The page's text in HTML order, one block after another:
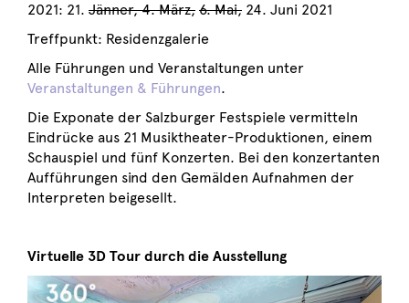
2021: 21. Jänner, 4. März, 6. Mai, 24. Juni 2021
Treffpunkt: Residenzgalerie
Alle Führungen und Veranstaltungen unter
Veranstaltungen & Führungen.
Die Exponate der Salzburger Festspiele vermitteln
Eindrücke aus 21 Musiktheater-Produktionen, einem
Schauspiel und fünf Konzerten. Bei den konzertanten
Aufführungen sind den Gemälden Aufnahmen der
Interpreten beigesellt.
Virtuelle 3D Tour durch die Ausstellung